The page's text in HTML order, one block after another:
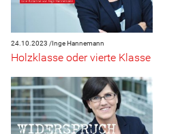
24.10.2023 /Inge Hannemann
Holzklasse oder vierte Klasse